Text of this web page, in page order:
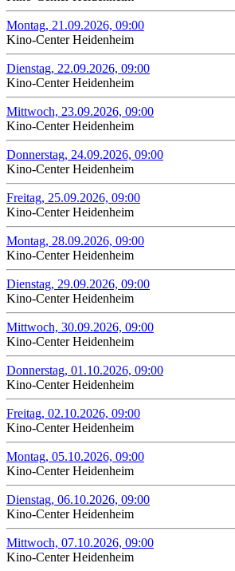
Montag, 21.09.2026, 09:00
Kino-Center Heidenheim
Dienstag, 22.09.2026, 09:00
Kino-Center Heidenheim
Mittwoch, 23.09.2026, 09:00
Kino-Center Heidenheim
Donnerstag, 24.09.2026, 09:00
Kino-Center Heidenheim
Freitag, 25.09.2026, 09:00
Kino-Center Heidenheim
Montag, 28.09.2026, 09:00
Kino-Center Heidenheim
Dienstag, 29.09.2026, 09:00
Kino-Center Heidenheim
Mittwoch, 30.09.2026, 09:00
Kino-Center Heidenheim
Donnerstag, 01.10.2026, 09:00
Kino-Center Heidenheim
Freitag, 02.10.2026, 09:00
Kino-Center Heidenheim
Montag, 05.10.2026, 09:00
Kino-Center Heidenheim
Dienstag, 06.10.2026, 09:00
Kino-Center Heidenheim
Mittwoch, 07.10.2026, 09:00
Kino-Center Heidenheim